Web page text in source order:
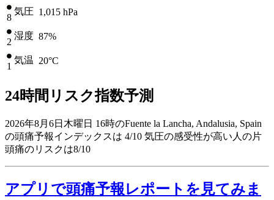
8
気圧 1,015 hPa
2
湿度 87%
1
気温 20°C
24時間リスク指数予測
2026年8月6日木曜日 16時のFuente la Lancha, Andalusia, Spain
の頭痛予報インデックスは 4/10 気圧の感受性が高い人の片
頭痛のリスクは8/10
アプリで頭痛予報レポートを見てみま